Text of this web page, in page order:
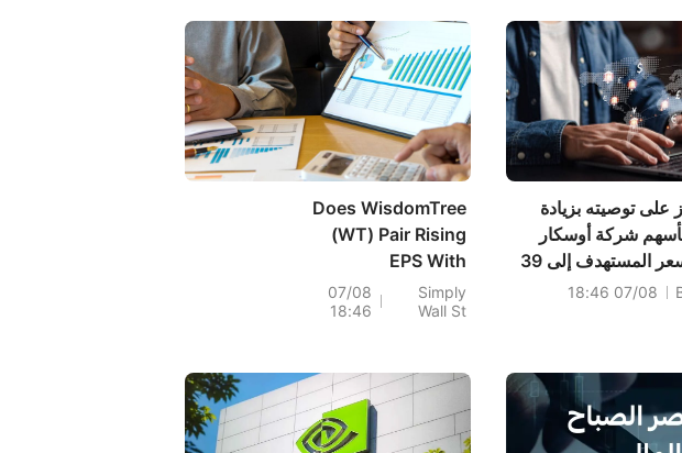
على توصيته بزيادة
شركة أوسكار
هيلث، ورفع السعر المستهدف إلى 39
07/08 18:46
Does WisdomTree
(WT) Pair Rising
EPS With
Buybacks To
Redefine Its Capital
Simply
Wall St
07/08
18:46